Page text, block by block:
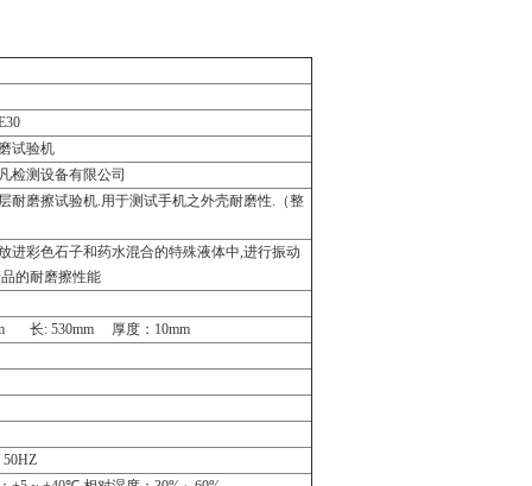
试验机
检测设备有限公司
耐磨擦试验机.用于测试手机之外壳耐磨性. （整
进彩色石子和药水混合的特殊液体中,进行振动
的耐磨擦性能
长: 530mm 厚度： 10mm
50HZ